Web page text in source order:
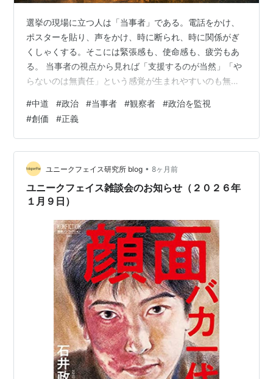
選挙の現場に立つ人は「当事者」である。電話をかけ、
ポスターを貼り、声をかけ、時に断られ、時に関係がぎ
くしゃくする。そこには緊張感も、使命感も、疲労もあ
る。 当事者の視点から見れば「支援するのが当然」「や
らないのは無責任」という感覚が生まれやすいのも無理
入る。そして知らず知らずのうちに、線を引いてしま
う。 一方、距離を取って見ている人もいる。政治支援に
違和感を覚える人、心が追いつかない人、過去の経験か
ら慎重になっている人。 また、政治を監視すること、慎
重に検討すること等は「観察者」の視点といえる。 当事
者の視点と、観察者の視点、この二つがバラン…
#中道 #政治 #当事者 #観察者 #政治を監視
#創価 #正義
ユニークフェイス研究所 blog • 8ヶ月前
ユニークフェイス雑談会のお知らせ（２０２６年
１月９日）